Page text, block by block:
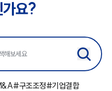
례
사례
신동향
보
식인
요?
#구조조정#기업결합